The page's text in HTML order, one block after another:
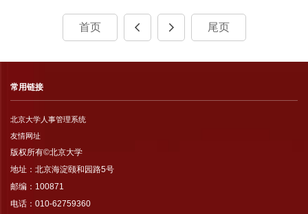
首页 尾页
常用链接
北京大学人事管理系统
友情网址
版权所有©北京大学
地址：北京海淀颐和园路5号
邮编：100871
电话：010-62759360